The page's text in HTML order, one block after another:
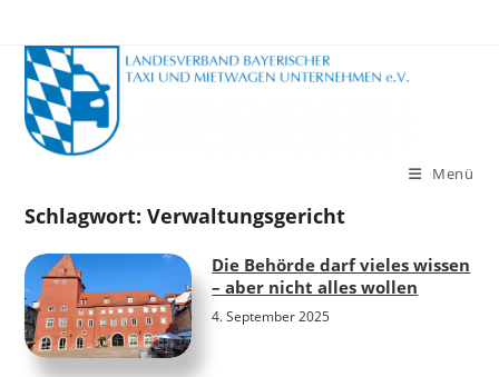
Inhalt
springen
Menü
Schlagwort:Verwaltungsgericht
Die Behörde darf vieles wissen
– aber nicht alles wollen
4. September 2025